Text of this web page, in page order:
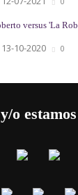
versus 'La
13-10-2020 0
o